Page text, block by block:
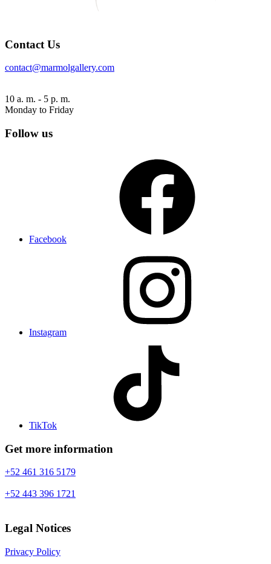
Contact Us
contact@marmolgallery.com
10 a. m. - 5 p. m.
Monday to Friday
Follow us
Facebook
Instagram
TikTok
Get more information
+52 461 316 5179
+52 443 396 1721
Legal Notices
Privacy Policy